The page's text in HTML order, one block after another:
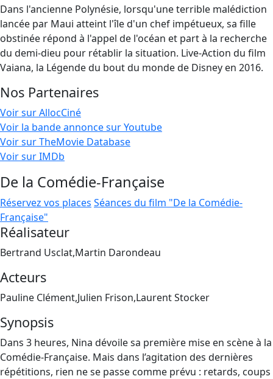
Dans l'ancienne Polynésie, lorsqu'une terrible malédiction
lancée par Maui atteint l'île d'un chef impétueux, sa fille
obstinée répond à l'appel de l'océan et part à la recherche
du demi-dieu pour rétablir la situation. Live-Action du film
Vaiana, la Légende du bout du monde de Disney en 2016.
Nos Partenaires
Voir sur AllocCiné
Voir la bande annonce sur Youtube
Voir sur TheMovie Database
Voir sur IMDb
De la Comédie-Française
Réservez vos places Séances du film "De la Comédie-
Française"
Réalisateur
Bertrand Usclat,Martin Darondeau
Acteurs
Pauline Clément,Julien Frison,Laurent Stocker
Synopsis
Dans 3 heures, Nina dévoile sa première mise en scène à la
Comédie-Française. Mais dans l’agitation des dernières
répétitions, rien ne se passe comme prévu : retards, coups